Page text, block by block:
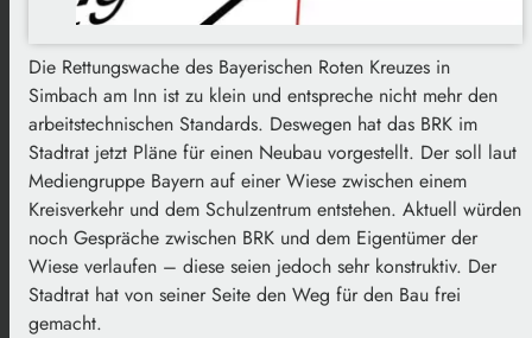
Die Rettungswache des Bayerischen Roten Kreuzes in
Simbach am Inn ist zu klein und entspreche nicht mehr den
arbeitstechnischen Standards. Deswegen hat das BRK im
Stadtrat jetzt Pläne für einen Neubau vorgestellt. Der soll laut
Mediengruppe Bayern auf einer Wiese zwischen einem
Kreisverkehr und dem Schulzentrum entstehen. Aktuell würden
noch Gespräche zwischen BRK und dem Eigentümer der
Wiese verlaufen – diese seien jedoch sehr konstruktiv. Der
Stadtrat hat von seiner Seite den Weg für den Bau frei
gemacht.